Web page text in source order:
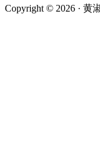
Copyright © 2026 · 黄